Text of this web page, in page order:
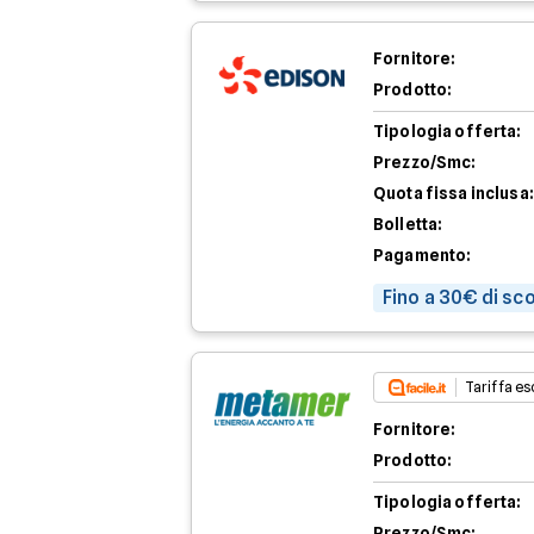
Fornitore:
Prodotto:
Tipologia offerta:
Prezzo/Smc:
Quota fissa inclusa:
Bolletta:
Pagamento:
Fino a 30€ di
Tariffa
Fornitore:
Prodotto:
Tipologia offerta: